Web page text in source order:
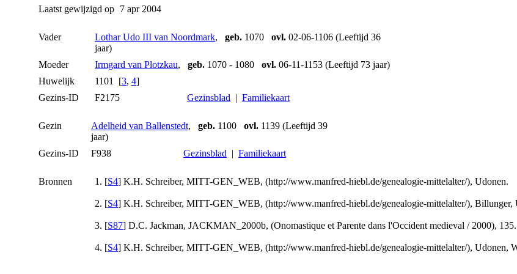
Laatst gewijzigd op 7 apr 2004
Vader Lothar Udo III van Noordmark, geb. 1070 ovl. 02-06-1106 (Leeftijd 36
jaar)
Moeder
Irmgard van Plotzkau, geb. 1070 - 1080 ovl. 06-11-1153 (Leeftijd 73 jaar)
Huwelijk
1101 [3, 4]
Gezins-ID
F2175 Gezinsblad | Familiekaart
Gezin Adelheid van Ballenstedt, geb. 1100 ovl. 1139 (Leeftijd 39
jaar)
Gezins-ID
F938 Gezinsblad | Familiekaart
Bronnen [S4] K.H. Schreiber, MITT-GEN_WEB, (http://www.manfred-hiebl.de/genealogie-mittelalter/), Udonen.
[S4] K.H. Schreiber, MITT-GEN_WEB, (http://www.manfred-hiebl.de/genealogie-mittelalter/), Billunger,
[S87] D.C. Jackman, JACKMAN_2000b, (Onomastique et Parente dans l'Occident medieval / 2000), 135.
[S4] K.H. Schreiber, MITT-GEN_WEB, (http://www.manfred-hiebl.de/genealogie-mittelalter/), Udonen,